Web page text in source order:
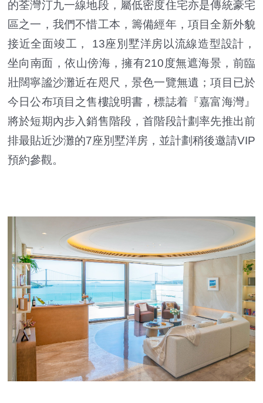
的荃灣汀九一線地段，屬低密度住宅亦是傳統豪宅
區之一，我們不惜工本，籌備經年，項目全新外貌
接近全面竣工， 13座別墅洋房以流線造型設計，
坐向南面，依山傍海，擁有210度無遮海景，前臨
壯闊寧謐沙灘近在咫尺，景色一覽無遺；項目已於
今日公布項目之售樓說明書，標誌着『嘉富海灣』
將於短期內步入銷售階段，首階段計劃率先推出前
排最貼近沙灘的7座別墅洋房，並計劃稍後邀請VIP
預約參觀。